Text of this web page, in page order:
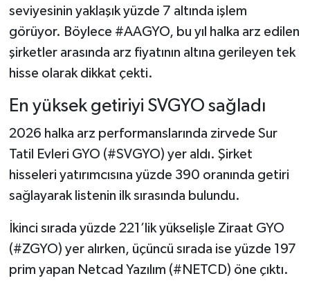
seviyesinin yaklaşık yüzde 7 altında işlem
görüyor. Böylece #AAGYO, bu yıl halka arz edilen
şirketler arasında arz fiyatının altına gerileyen tek
hisse olarak dikkat çekti.
En yüksek getiriyi SVGYO sağladı
2026 halka arz performanslarında zirvede Sur
Tatil Evleri GYO (#SVGYO) yer aldı. Şirket
hisseleri yatırımcısına yüzde 390 oranında getiri
sağlayarak listenin ilk sırasında bulundu.
İkinci sırada yüzde 221’lik yükselişle Ziraat GYO
(#ZGYO) yer alırken, üçüncü sırada ise yüzde 197
prim yapan Netcad Yazılım (#NETCD) öne çıktı.